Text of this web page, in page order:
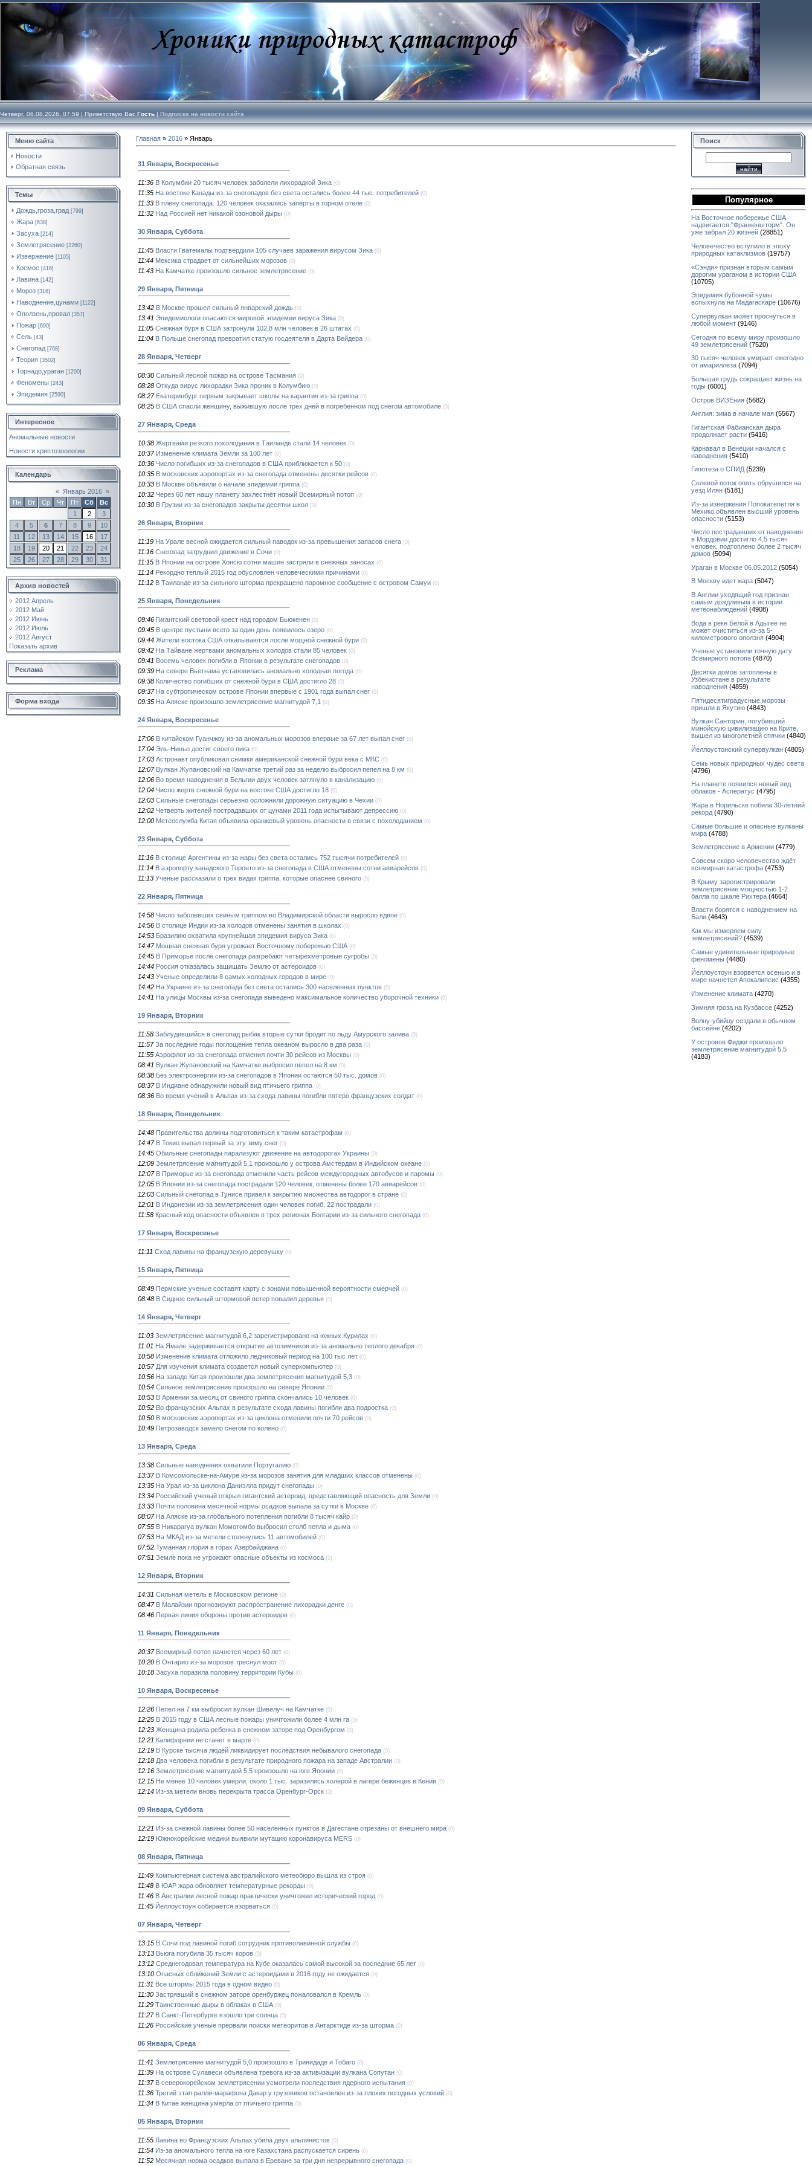
Четверг, 06.08.2026, 07:59 | Приветствую Вас Гость | Подписка на новости сайта
Меню сайта
Новости
Обратная связь
Темы
Дождь,гроза,град [799]
Жара [638]
Засуха [214]
Землетрясение [2260]
Извержение [1105]
Космос [416]
Лавина [142]
Мороз [316]
Наводнение,цунами [1122]
Оползень,провал [357]
Пожар [690]
Сель [43]
Снегопад [768]
Теория [3502]
Торнадо,ураган [1200]
Феномены [243]
Эпидемия [2590]
Интересное
Аномальные новости
Новости криптозоологии
Календарь
« Январь 2016 »
Пн
Вт Ср Чт Пт Сб
Вс
1
2
3
4
5 6 7 8 9
10
11
12 13 14 15 16
17
18
19 20 21 22 23
24
25
26 27 28 29 30 31
Архив новостей
2012 Апрель
2012 Май
2012 Июнь
2012 Июль
2012 Август
Показать архив
Реклама
Форма входа
Главная » 2016 » Январь
31 Января, Воскресенье
11:36 В Колумбии 20 тысяч человек заболели лихорадкой Зика (0)
11:35 На востоке Канады из-за снегопадов без света остались более 44 тыс. потребителей (0)
11:33 В плену снегопада. 120 человек оказались заперты в горном отеле (0)
11:32 Над Россией нет никакой озоновой дыры (0)
30 Января, Суббота
11:45 Власти Гватемалы подтвердили 105 случаев заражения вирусом Зика (0)
11:44 Мексика страдает от сильнейших морозов (0)
11:43 На Камчатке произошло сильное землетрясение (0)
29 Января, Пятница
13:42 В Москве прошел сильный январский дождь (0)
13:41 Эпидемиологи опасаются мировой эпидемии вируса Зика (0)
11:05 Снежная буря в США затронула 102,8 млн человек в 26 штатах (0)
11:04 В Польше снегопад превратил статую госдеятеля в Дарта Вейдера (0)
28 Января, Четверг
08:30 Сильный лесной пожар на острове Тасмания (0)
08:28 Откуда вирус лихорадки Зика проник в Колумбию (0)
08:27 Екатеринбург первым закрывает школы на карантин из-за гриппа (0)
08:25 В США спасли женщину, выжившую после трех дней в погребенном под снегом автомобиле (0)
27 Января, Среда
10:38 Жертвами резкого похолодания в Таиланде стали 14 человек (0)
10:37 Изменение климата Земли за 100 лет (0)
10:36 Число погибших из-за снегопадов в США приближается к 50 (0)
10:35 В московских аэропортах из-за снегопада отменены десятки рейсов (0)
10:33 В Москве объявили о начале эпидемии гриппа (0)
10:32 Через 60 лет нашу планету захлестнёт новый Всемирный потоп (0)
10:30 В Грузии из-за снегопадов закрыты десятки школ (0)
26 Января, Вторник
11:19 На Урале весной ожидается сильный паводок из-за превышения запасов снега (0)
11:16 Снегопад затруднил движение в Сочи (0)
11:15 В Японии на острове Хонсю сотни машин застряли в снежных заносах (0)
11:14 Рекордно теплый 2015 год обусловлен человеческими причинами (0)
11:12 В Таиланде из-за сильного шторма прекращено паромное сообщение с островом Самуи (0)
25 Января, Понедельник
09:46 Гигантский световой крест над городом Бьюкенен (0)
09:45 В центре пустыни всего за один день появилось озеро (0)
09:44 Жители востока США откапываются после мощной снежной бури (0)
09:42 На Тайване жертвами аномальных холодов стали 85 человек (0)
09:41 Восемь человек погибли в Японии в результате снегопадов (0)
09:39 На севере Вьетнама установилась аномально холодная погода (0)
09:38 Количество погибших от снежной бури в США достигло 28 (0)
09:37 На субтропическом острове Японии впервые с 1901 года выпал снег (0)
09:35 На Аляске произошло землетрясение магнитудой 7,1 (0)
24 Января, Воскресенье
17:06 В китайском Гуанчжоу из-за аномальных морозов впервые за 67 лет выпал снег (0)
17:04 Эль-Ниньо достиг своего пика (0)
17:03 Астронавт опубликовал снимки американской снежной бури века с МКС (0)
12:07 Вулкан Жупановский на Камчатке третий раз за неделю выбросил пепел на 8 км (0)
12:06 Во время наводнения в Бельгии двух человек затянуло в канализацию (0)
12:04 Число жертв снежной бури на востоке США достигло 18 (0)
12:03 Сильные снегопады серьезно осложнили дорожную ситуацию в Чехии (0)
12:02 Четверть жителей пострадавших от цунами 2011 года испытывают депрессию (0)
12:00 Метеослужба Китая объявила оранжевый уровень опасности в связи с похолоданием (0)
23 Января, Суббота
11:16 В столице Аргентины из-за жары без света остались 752 тысячи потребителей (0)
11:14 В аэропорту канадского Торонто из-за снегопада в США отменены сотни авиарейсов (0)
11:13 Ученые рассказали о трех видах гриппа, которые опаснее свиного (0)
22 Января, Пятница
14:58 Число заболевших свиным гриппом во Владимирской области выросло вдвое (0)
14:56 В столице Индии из-за холодов отменены занятия в школах (0)
14:53 Бразилию охватила крупнейшая эпидемия вируса Зика (0)
14:47 Мощная снежная буря угрожает Восточному побережью США (0)
14:45 В Приморье после снегопада разгребают четырехметровые сугробы (0)
14:44 Россия отказалась защищать Землю от астероидов (0)
14:43 Ученые определили 8 самых холодных городов в мире (0)
14:42 На Украине из-за снегопада без света остались 300 населенных пунктов (0)
14:41 На улицы Москвы из-за снегопада выведено максимальное количество уборочной техники (0)
19 Января, Вторник
11:58 Заблудившийся в снегопад рыбак вторые сутки бродит по льду Амурского залива (0)
11:57 За последние годы поглощение тепла океаном выросло в два раза (0)
11:55 Аэрофлот из-за снегопада отменил почти 30 рейсов из Москвы (0)
08:41 Вулкан Жупановский на Камчатке выбросил пепел на 8 км (0)
08:38 Без электроэнергии из-за снегопадов в Японии остаются 50 тыс. домов (0)
08:37 В Индиане обнаружили новый вид птичьего гриппа (0)
08:36 Во время учений в Альпах из-за схода лавины погибли пятеро французских солдат (0)
18 Января, Понедельник
14:48 Правительства должны подготовиться к таким катастрофам (0)
14:47 В Токио выпал первый за эту зиму снег (0)
14:45 Обильные снегопады парализуют движение на автодорогах Украины (0)
12:09 Землетрясение магнитудой 5,1 произошло у острова Амстердам в Индийском океане (0)
12:07 В Приморье из-за снегопада отменили часть рейсов междугородных автобусов и паромы (0)
12:05 В Японии из-за снегопада пострадали 120 человек, отменены более 170 авиарейсов (0)
12:03 Сильный снегопад в Тунисе привел к закрытию множества автодорог в стране (0)
12:01 В Индонезии из-за землетрясения один человек погиб, 22 пострадали (0)
11:58 Красный код опасности объявлен в трех регионах Болгарии из-за сильного снегопада (0)
17 Января, Воскресенье
11:11 Сход лавины на французскую деревушку (0)
15 Января, Пятница
08:49 Пермские ученые составят карту с зонами повышенной вероятности смерчей (0)
08:48 В Сиднее сильный штормовой ветер повалил деревья (0)
14 Января, Четверг
11:03 Землетрясение магнитудой 6,2 зарегистрировано на южных Курилах (0)
11:01 На Ямале задерживается открытие автозимников из-за аномально теплого декабря (0)
10:58 Изменение климата отложило ледниковый период на 100 тыс лет (0)
10:57 Для изучения климата создается новый суперкомпьютер (0)
10:56 На западе Китая произошли два землетрясения магнитудой 5,3 (0)
10:54 Сильное землетрясение произошло на севере Японии (0)
10:53 В Армении за месяц от свиного гриппа скончались 10 человек (0)
10:52 Во французских Альпах в результате схода лавины погибли два подростка (0)
10:50 В московских аэропортах из-за циклона отменили почти 70 рейсов (0)
10:49 Петрозаводск замело снегом по колено (0)
13 Января, Среда
13:38 Сильные наводнения охватили Португалию (0)
13:37 В Комсомольске-на-Амуре из-за морозов занятия для младших классов отменены (0)
13:35 На Урал из-за циклона Даниэлла придут снегопады (0)
13:34 Российский ученый открыл гигантский астероид, представляющий опасность для Земли (0)
13:33 Почти половина месячной нормы осадков выпала за сутки в Москве (0)
08:07 На Аляске из-за глобального потепления погибли 8 тысяч кайр (0)
07:55 В Никарагуа вулкан Момотомбо выбросил столб пепла и дыма (0)
07:53 На МКАД из-за метели столкнулись 11 автомобилей (0)
07:52 Туманная глория в горах Азербайджана (0)
07:51 Земле пока не угрожают опасные объекты из космоса (0)
12 Января, Вторник
14:31 Сильная метель в Московском регионе (0)
08:47 В Малайзии прогнозируют распространение лихорадки денге (0)
08:46 Первая линия обороны против астероидов (0)
11 Января, Понедельник
20:37 Всемирный потоп начнется через 60 лет (0)
10:20 В Онтарио из-за морозов треснул мост (0)
10:18 Засуха поразила половину территории Кубы (0)
10 Января, Воскресенье
12:26 Пепел на 7 км выбросил вулкан Шивелуч на Камчатке (0)
12:25 В 2015 году в США лесные пожары уничтожили более 4 млн га (0)
12:23 Женщина родила ребенка в снежном заторе под Оренбургом (0)
12:21 Калифорнии не станет в марте (0)
12:19 В Курске тысяча людей ликвидирует последствия небывалого снегопада (0)
12:18 Два человека погибли в результате природного пожара на западе Австралии (0)
12:16 Землетрясение магнитудой 5,5 произошло на юге Японии (0)
12:15 Не менее 10 человек умерли, около 1 тыс. заразились холерой в лагере беженцев в Кении (0)
12:14 Из-за метели вновь перекрыта трасса Оренбург-Орск (0)
09 Января, Суббота
12:21 Из-за снежной лавины более 50 населенных пунктов в Дагестане отрезаны от внешнего мира (0)
12:19 Южнокорейские медики выявили мутацию коронавируса MERS (0)
08 Января, Пятница
11:49 Компьютерная система австралийского метеобюро вышла из строя (0)
11:48 В ЮАР жара обновляет температурные рекорды (0)
11:46 В Австралии лесной пожар практически уничтожил исторический город (0)
11:45 Йеллоустоун собирается взорваться (0)
07 Января, Четверг
13:15 В Сочи под лавиной погиб сотрудник противолавинной службы (0)
13:13 Вьюга погубила 35 тысяч коров (0)
13:12 Среднегодовая температура на Кубе оказалась самой высокой за последние 65 лет (0)
13:10 Опасных сближений Земли с астероидами в 2016 году не ожидается (0)
11:31 Все штормы 2015 года в одном видео (0)
11:30 Застрявший в снежном заторе оренбуржец пожаловался в Кремль (0)
11:29 Таинственные дыры в облаках в США (0)
11:27 В Санкт-Петербурге взошло три солнца (0)
11:26 Российские ученые прервали поиски метеоритов в Антарктиде из-за шторма (0)
06 Января, Среда
11:41 Землетрясение магнитудой 5,0 произошло в Тринидаде и Тобаго (0)
11:39 На острове Сулавеси объявлена тревога из-за активизации вулкана Сопутан (0)
11:37 В северокорейском землетрясении усмотрели последствия ядерного испытания (0)
11:36 Третий этап ралли-марафона Дакар у грузовиков остановлен из-за плохих погодных условий (0)
11:34 В Китае женщина умерла от птичьего гриппа (0)
05 Января, Вторник
11:55 Лавина во Французских Альпах убила двух альпинистов (0)
11:54 Из-за аномального тепла на юге Казахстана распускается сирень (0)
11:52 Месячная норма осадков выпала в Ереване за три дня непрерывного снегопада (0)
Поиск
Популярное
На Восточное побережье США
надвигается "Франкеншторм". Он
уже забрал 20 жизней (28851)
Человечество вступило в эпоху
природных катаклизмов (19757)
«Сэнди» признан вторым самым
дорогим ураганом в истории США
(10705)
Эпидемия бубонной чумы
вспыхнула на Мадагаскаре (10676)
Супервулкан может проснуться в
любой момент (9146)
Сегодня по всему миру произошло
49 землетрясений (7520)
30 тысяч человек умирает ежегодно
от амариллеза (7094)
Большая грудь сокращает жизнь на
годы (6001)
Остров ВИЗЕния (5682)
Англия: зима в начале мая (5567)
Гигантская Фабианская дыра
продолжает расти (5416)
Карнавал в Венеции начался с
наводнения (5410)
Гипотеза о СПИД (5239)
Селевой поток опять обрушился на
уезд Илян (5181)
Из-за извержения Попокатепетля в
Мехико объявлен высший уровень
опасности (5153)
Число пострадавших от наводнения
в Мордовии достигло 4,5 тысяч
человек, подтоплено более 2 тысяч
домов (5094)
Ураган в Москве 06.05.2012 (5054)
В Москву идет жара (5047)
В Англии уходящий год признан
самым дождливым в истории
метеонаблюдений (4908)
Вода в реке Белой в Адыгее не
может очиститься из-за 5-
километрового оползня (4904)
Ученые установили точную дату
Всемирного потопа (4870)
Десятки домов затоплены в
Узбекистане в результате
наводнения (4859)
Пятидесятиградусные морозы
пришли в Якутию (4843)
Вулкан Санторин, погубивший
минойскую цивилизацию на Крите,
вышел из многолетней спячки (4840)
Йеллоустонский супервулкан (4805)
Семь новых природных чудес света
(4796)
На планете появился новый вид
облаков - Асператус (4795)
Жара в Норильске побила 30-летний
рекорд (4790)
Самые большие и опасные вулканы
мира (4788)
Землетрясение в Армении (4779)
Совсем скоро человечество ждёт
всемирная катастрофа (4753)
В Крыму зарегистрировали
землетрясение мощностью 1-2
балла по шкале Рихтера (4664)
Власти борятся с наводнением на
Бали (4643)
Как мы измеряем силу
землетрясений? (4539)
Самые удивительные природные
феномены (4480)
Йеллоустоун взорвется осенью и в
мире начнется Апокалипсис (4355)
Изменение климата (4270)
Зимняя гроза на Кузбассе (4252)
Волну-убийцу создали в обычном
бассейне (4202)
У островов Фиджи произошло
землетрясение магнитудой 5,5
(4183)